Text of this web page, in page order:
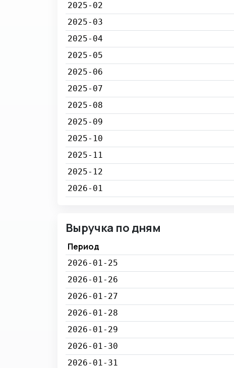
2025-02
2025-03
2025-04
2025-05
2025-06
2025-07
2025-08
2025-09
2025-10
2025-11
2025-12
2026-01
Выручка по дням
Период
2026-01-25
2026-01-26
2026-01-27
2026-01-28
2026-01-29
2026-01-30
2026-01-31